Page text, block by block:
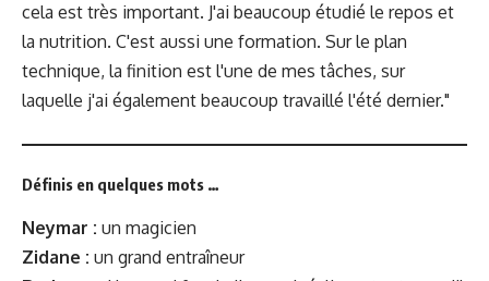
cela est très important. J'ai beaucoup étudié le repos et
la nutrition. C'est aussi une formation. Sur le plan
technique, la finition est l'une de mes tâches, sur
laquelle j'ai également beaucoup travaillé l'été dernier."
Définis en quelques mots …
Neymar : un magicien
Zidane : un grand entraîneur